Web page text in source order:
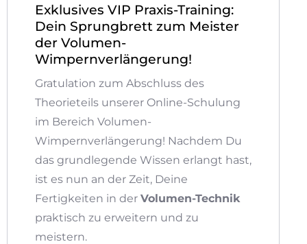
Exklusives VIP Praxis-Training:
Dein Sprungbrett zum Meister
der Volumen-
Wimpernverlängerung!
Gratulation zum Abschluss des
Theorieteils unserer Online-Schulung
im Bereich Volumen-
Wimpernverlängerung! Nachdem Du
das grundlegende Wissen erlangt hast,
ist es nun an der Zeit, Deine
Fertigkeiten in der Volumen-Technik
praktisch zu erweitern und zu
meistern.